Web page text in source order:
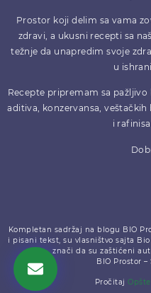
Prostor koji delim sa vama
zdravi, a ukusni recepti sa
težnje da unapredim svoje
u
Recepte pripremam sa
aditiva, konzervansa, veštačkih
i
Kompletan sadržaj na blogu BIO
i pisani tekst, su vlasništvo sajta
znači da su zaštićeni
BIO Prostor –
Pročitaj